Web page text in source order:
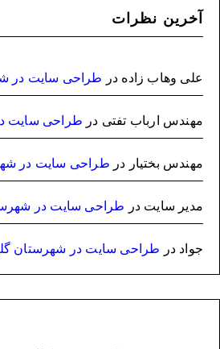
آخرین نظرات
علی وهاب زاده در طراحی سایت در
مهندس ارباب تفتی در طراحی سایت
مهندس بختیار در طراحی سایت در
مدیر سایت در طراحی سایت در
جواد در طراحی سایت در شهرستان